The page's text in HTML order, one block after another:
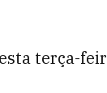
terça-